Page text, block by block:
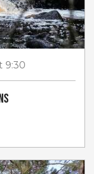
9:30